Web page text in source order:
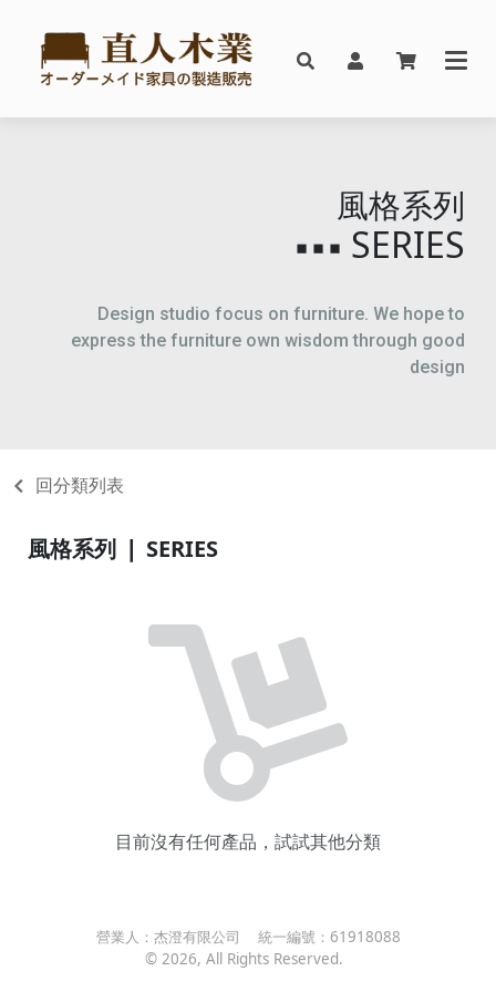
風格系列
▪▪▪ SERIES
Design studio focus on furniture. We hope to
express the furniture own wisdom through good
design
回分類列表
目前沒有任何產品，試試其他分類
風格系列 ❘ SERIES
營業人： 杰澄有限公司 統一編號： 61918088
© 2026, All Rights Reserved.